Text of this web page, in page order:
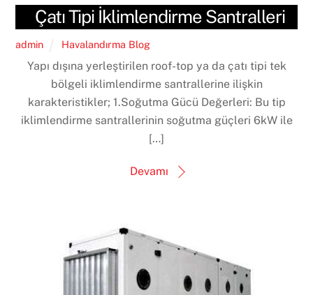
Çatı Tipi İklimlendirme Santralleri
admin Havalandırma Blog
Yapı dışına yerleştirilen roof-top ya da çatı tipi tek
bölgeli iklimlendirme santrallerine ilişkin
karakteristikler; 1.Soğutma Gücü Değerleri: Bu tip
iklimlendirme santrallerinin soğutma güçleri 6kW ile
[…]
Devamı